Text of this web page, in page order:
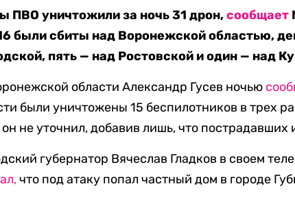
ПВО уничтожили за ночь 31 дрон,сообщает
были сбиты над Воронежской областью,
пять — над Ростовской и один — над
области Александр Гусев ночью
были уничтожены 15 беспилотников в трех
не уточнил, добавив лишь, что пострадавших
губернатор Вячеслав Гладков в своем
что под атаку попал частный дом в городе